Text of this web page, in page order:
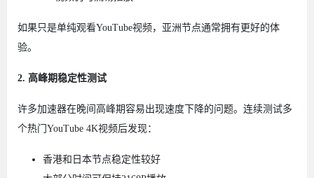
如果只是单纯观看YouTube视频，亚洲节点通常拥有更好的体
验。
2. 高峰期稳定性测试
许多加速器在晚间高峰期容易出现速度下降的问题。连续测试多
个热门YouTube 4K视频后发现：
香港和日本节点稳定性较好